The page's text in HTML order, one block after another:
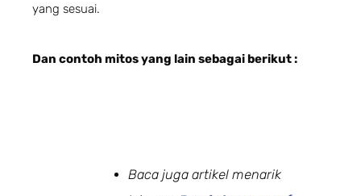
yang sesuai.
Dan contoh mitos yang lain sebagai berikut :
Baca juga artikel menarik